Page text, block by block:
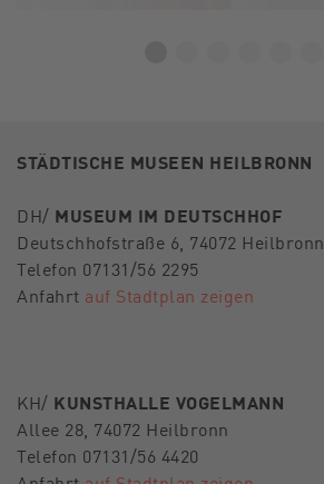
STÄDTISCHE MUSEEN HEILBRONN
DH/ MUSEUM IM DEUTSCHHOF
Deutschhofstraße 6, 74072 Heilbronn
Telefon 07131/56 2295
Anfahrt auf Stadtplan zeigen
KH/ KUNSTHALLE VOGELMANN
Allee 28, 74072 Heilbronn
Telefon 07131/56 4420